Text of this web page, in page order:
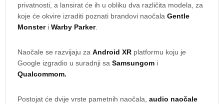
privatnosti, a lansirat će ih u obliku dva različita modela, za
koje će okvire izraditi poznati brandovi naočala Gentle
Monsteri Warby Parker.
Naočale se razvijaju za Android XR platformu koju je
Google izgradio u suradnji sa Samsungom i
Qualcommom.
Postojat će dvije vrste pametnih naočala, audio naočale